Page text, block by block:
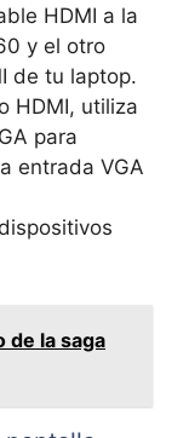
HDMI a la
y el otro
de tu laptop.
HDMI, utiliza
para
entrada VGA
de la saga